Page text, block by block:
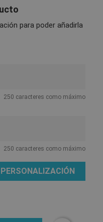
para poder añadirla
250 caracteres como máximo
250 caracteres como máximo